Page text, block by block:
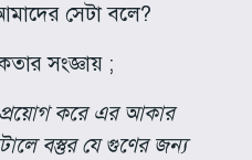
সেটা বলে?
সংজ্ঞায় ;
প্রয়োগ করে এর আকার
বস্তুর যে গুণের জন্য